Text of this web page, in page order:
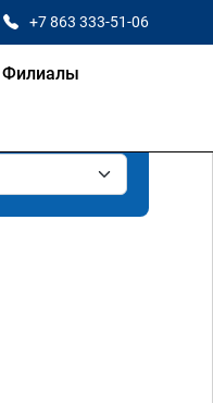
+7 863 333-51-06
Филиалы